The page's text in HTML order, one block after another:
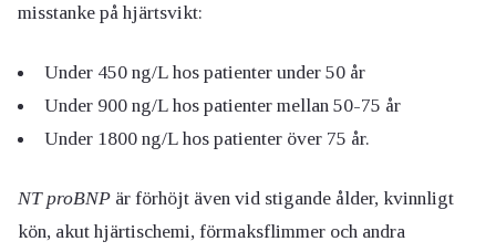
misstanke på hjärtsvikt:
Under 450 ng/L hos patienter under 50 år
Under 900 ng/L hos patienter mellan 50-75 år
Under 1800 ng/L hos patienter över 75 år.
NT proBNP är förhöjt även vid stigande ålder, kvinnligt
kön, akut hjärtischemi, förmaksflimmer och andra